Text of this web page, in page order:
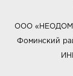
ООО «НЕОДОМ»,
Фоминский